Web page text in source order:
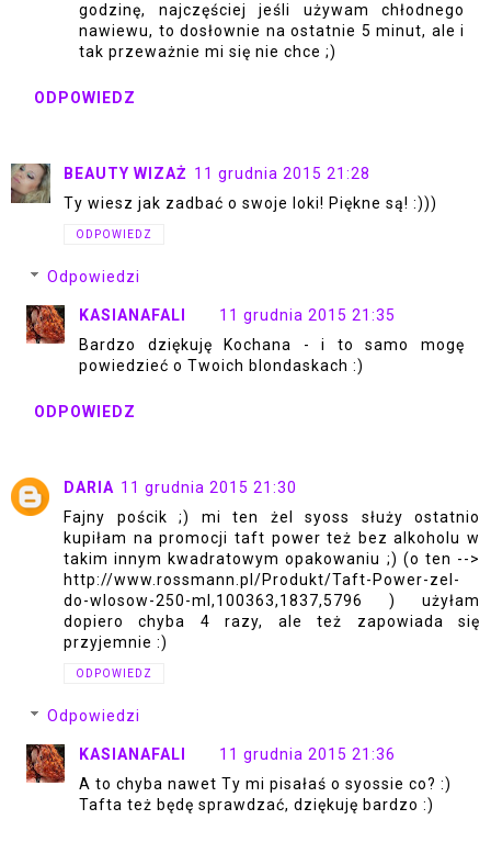
godzinę, najczęściej jeśli używam chłodnego
nawiewu, to dosłownie na ostatnie 5 minut, ale i
tak przeważnie mi się nie chce ;)
ODPOWIEDZ
BEAUTY WIZAŻ 11 grudnia 2015 21:28
Ty wiesz jak zadbać o swoje loki! Piękne są! :)))
ODPOWIEDZ
Odpowiedzi
KASIANAFALI
11 grudnia 2015 21:35
Bardzo dziękuję Kochana - i to samo mogę
powiedzieć o Twoich blondaskach :)
ODPOWIEDZ
DARIA 11 grudnia 2015 21:30
Fajny pościk ;) mi ten żel syoss służy ostatnio
kupiłam na promocji taft power też bez alkoholu w
takim innym kwadratowym opakowaniu ;) (o ten -->
http://www.rossmann.pl/Produkt/Taft-Power-zel-
do-wlosow-250-ml,100363,1837,5796 ) użyłam
dopiero chyba 4 razy, ale też zapowiada się
przyjemnie :)
ODPOWIEDZ
Odpowiedzi
KASIANAFALI
11 grudnia 2015 21:36
A to chyba nawet Ty mi pisałaś o syossie co? :)
Tafta też będę sprawdzać, dziękuję bardzo :)